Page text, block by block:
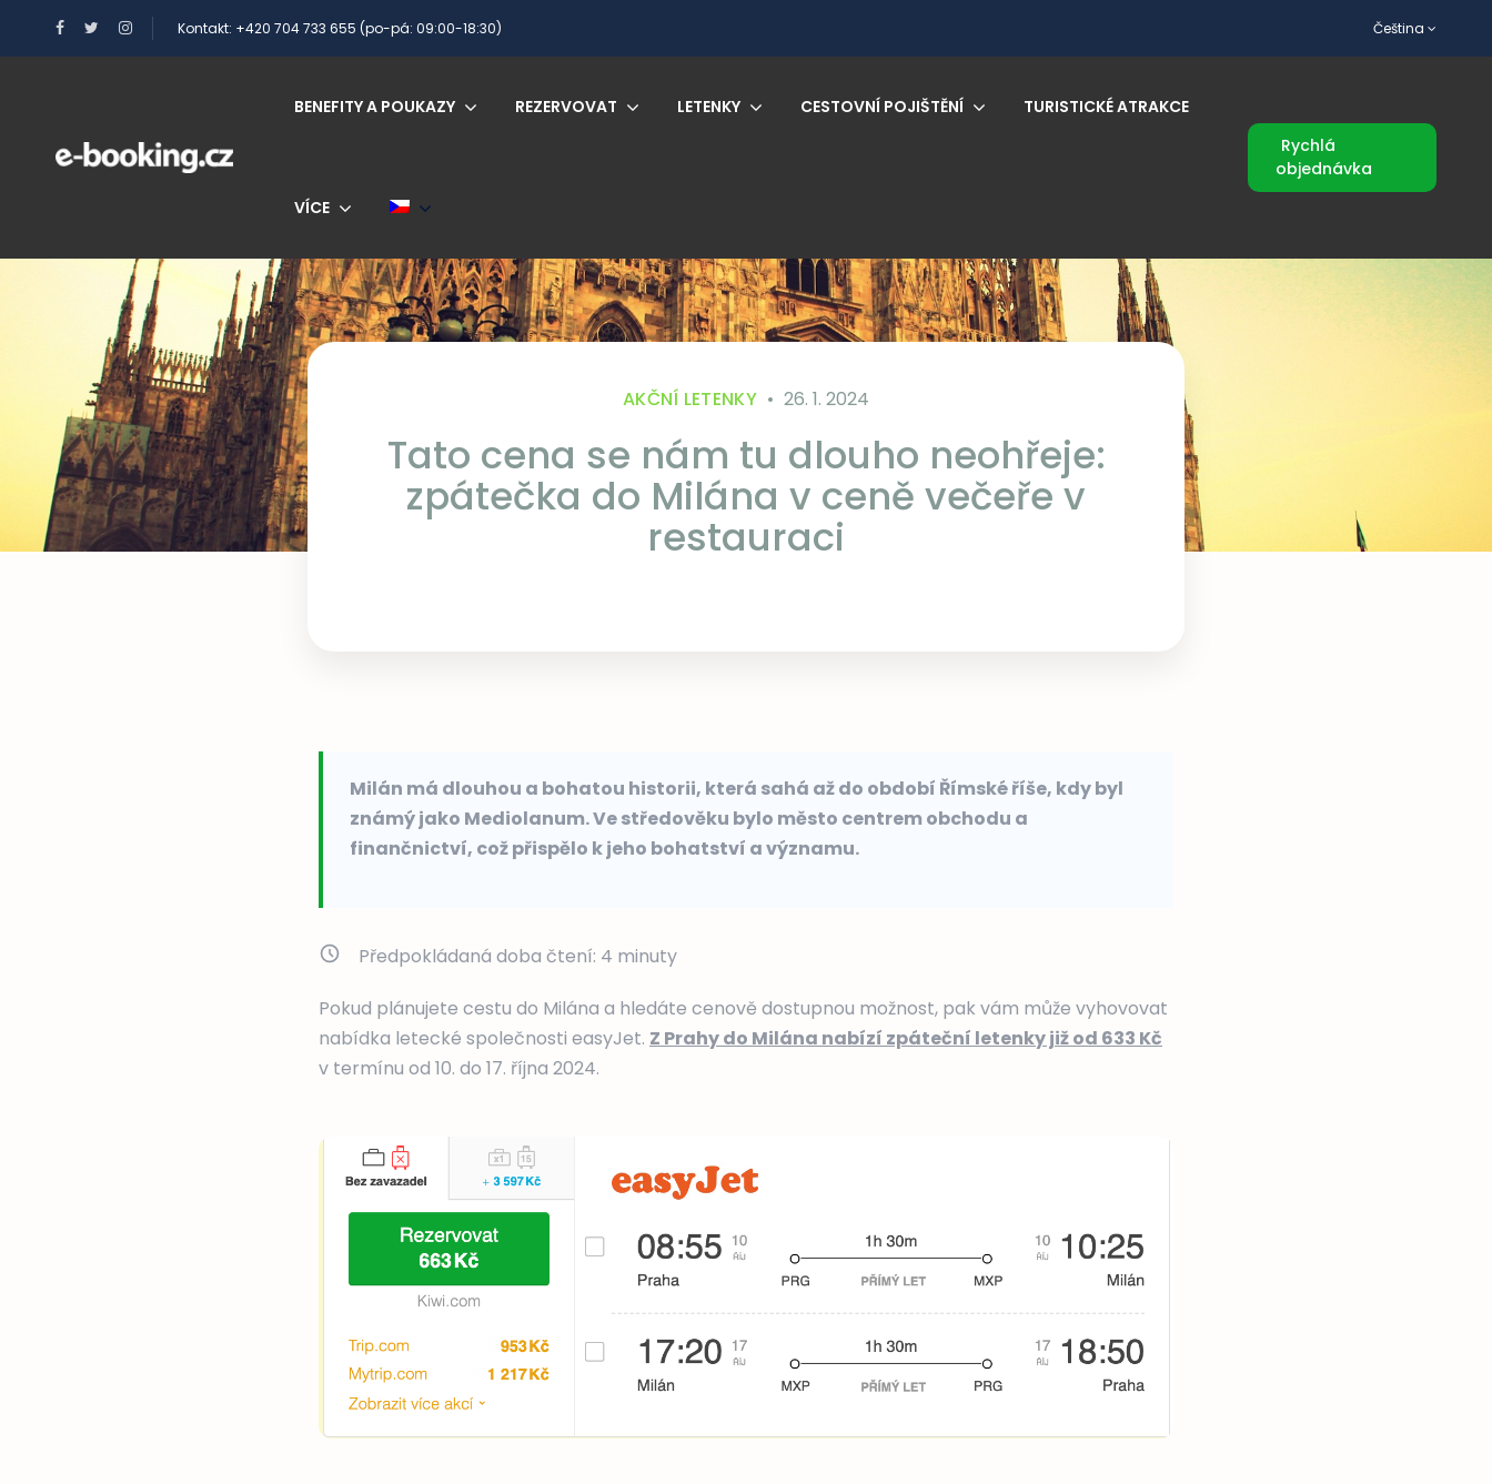
Kontakt: +420 704 733 655 (po-pá: 09:00-18:30) Čeština
BENEFITY A POUKAZY REZERVOVAT LETENKY CESTOVNÍ POJIŠTĚNÍ TURISTICKÉ ATRAKCE
VÍCE
Rychlá
objednávka
AKČNÍ LETENKY 26. 1. 2024
Tato cena se nám tu dlouho neohřeje:
zpátečka do Milána v ceně večeře v
restauraci
Milán má dlouhou a bohatou historii, která sahá až do období Římské říše, kdy byl
známý jako Mediolanum. Ve středověku bylo město centrem obchodu a
finančnictví, což přispělo k jeho bohatství a významu.
Předpokládaná doba čtení: 4 minuty
Pokud plánujete cestu do Milána a hledáte cenově dostupnou možnost, pak vám může vyhovovat
nabídka letecké společnosti easyJet. Z Prahy do Milána nabízí zpáteční letenky již od 633 Kč
v termínu od 10. do 17. října 2024.